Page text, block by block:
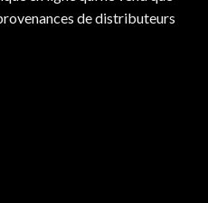
de distributeurs